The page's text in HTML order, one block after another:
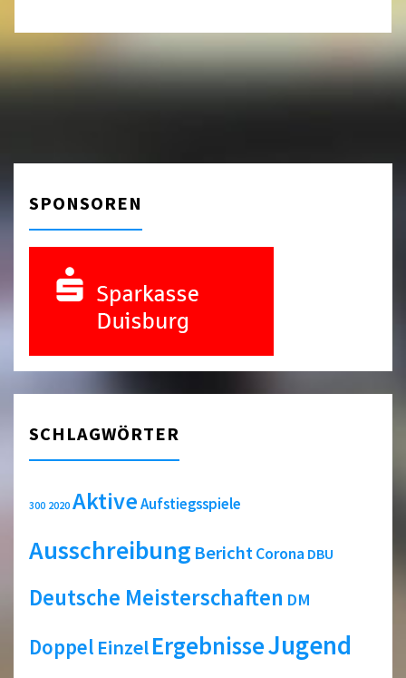
Spieltag"
SPONSOREN
SCHLAGWÖRTER
300 2020 AktiveAufstiegsspiele
Ausschreibung BerichtCorona DBU
Deutsche Meisterschaften DM
Doppel EinzelErgebnisseJugend